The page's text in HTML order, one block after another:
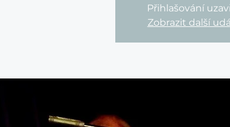
Přihlašování
Zobrazit další